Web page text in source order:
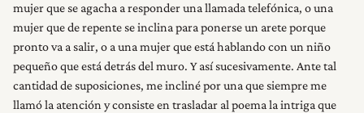
mujer que se agacha a responder una llamada telefónica, o una
mujer que de repente se inclina para ponerse un arete porque
pronto va a salir, o a una mujer que está hablando con un niño
pequeño que está detrás del muro. Y así sucesivamente. Ante tal
cantidad de suposiciones, me incliné por una que siempre me
llamó la atención y consiste en trasladar al poema la intriga que